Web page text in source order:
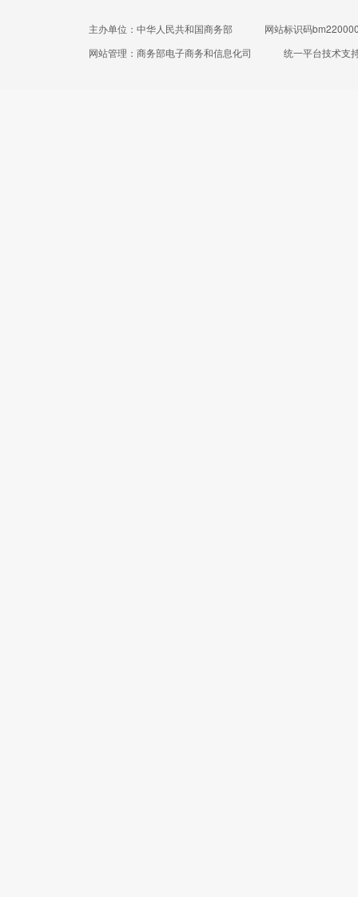
主办单位：中华人民共和国商务部
网站标识码
网站管理：商务部电子商务和信息化司
统一平台技术支